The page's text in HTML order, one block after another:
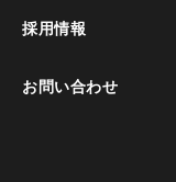
採用情報
お問い合わせ